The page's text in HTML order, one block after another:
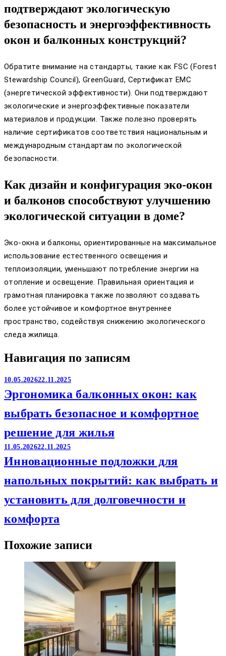
подтверждают экологическую
безопасность и энергоэффективность
окон и балконных конструкций?
Обратите внимание на стандарты, такие как FSC (Forest
Stewardship Council), GreenGuard, Сертификат ЕМC
(энергетической эффективности). Они подтверждают
экологические и энергоэффективные показатели
материалов и продукции. Также полезно проверять
наличие сертификатов соответствия национальным и
международным стандартам по экологической
безопасности.
Как дизайн и конфигурация эко-окон
и балконов способствуют улучшению
экологической ситуации в доме?
Эко-окна и балконы, ориентированные на максимальное
использование естественного освещения и
теплоизоляции, уменьшают потребление энергии на
отопление и освещение. Правильная ориентация и
грамотная планировка также позволяют создавать
более устойчивое и комфортное внутреннее
пространство, содействуя снижению экологического
следа жилища.
Навигация по записям
10.05.202622.11.2025
Эргономика балконных окон: как
выбрать безопасное и комфортное
решение для жилья
11.05.202622.11.2025
Инновационные подложки для
напольных покрытий: как выбрать и
установить для долговечности и
комфорта
Похожие записи